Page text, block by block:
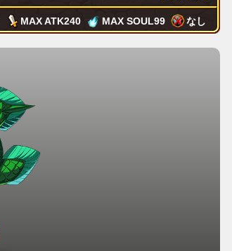
MAX ATK240 MAX SOUL99 なし